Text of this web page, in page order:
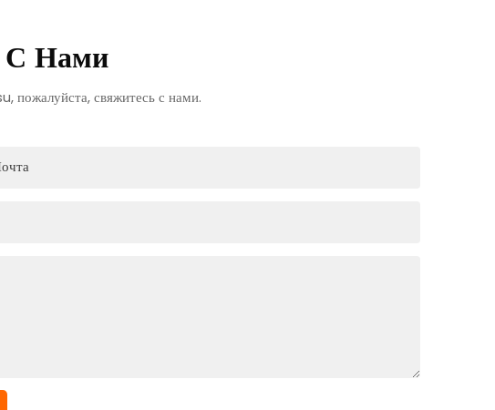
С Нами
пожалуйста, свяжитесь с нами.